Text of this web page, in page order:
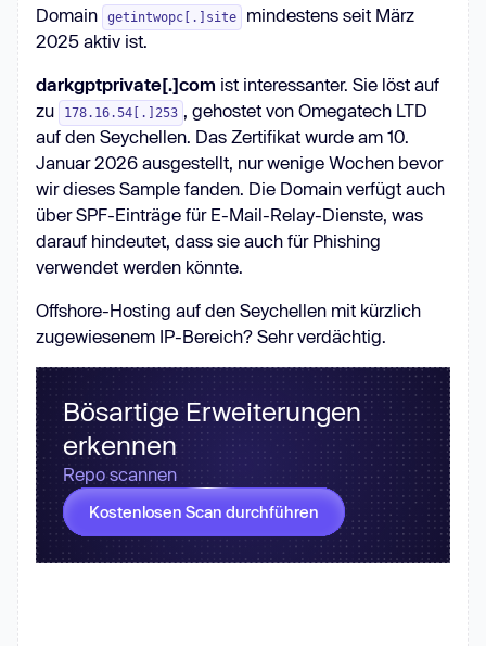
Domain
getintwopc[.]site
mindestens seit März
2025 aktiv ist.
darkgptprivate[.]com ist interessanter. Sie löst auf
zu
178.16.54[.]253 , gehostet von Omegatech LTD
auf den Seychellen. Das Zertifikat wurde am 10.
Januar 2026 ausgestellt, nur wenige Wochen bevor
wir dieses Sample fanden. Die Domain verfügt auch
über SPF-Einträge für E-Mail-Relay-Dienste, was
darauf hindeutet, dass sie auch für Phishing
verwendet werden könnte.
Offshore-Hosting auf den Seychellen mit kürzlich
zugewiesenem IP-Bereich? Sehr verdächtig.
Bösartige Erweiterungen
erkennen
Repo scannen
Kostenlosen Scan durchführen